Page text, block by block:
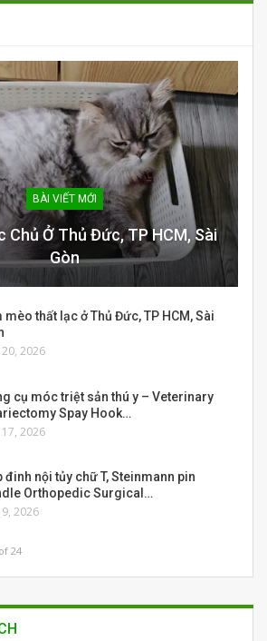
BÀI VIẾT MỚI
Chủ Ở Thủ Đức, TP HCM, Sài
Gòn
mèo thất lạc ở Thủ Đức, TP HCM, Sài
2026
cụ móc triệt sản thú y – Veterinary
Spay Hook…
2026
đinh nội tủy chữ T, Steinmann pin
Orthopedic Surgical…
2026
24